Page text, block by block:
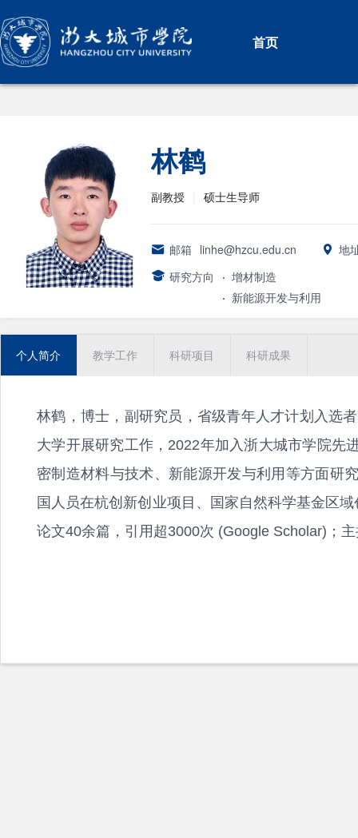
首页
林鹤
副教授 硕士生导师
邮箱 linhe@hzcu.edu.cn
地
研究方向
· 增材制造
· 新能源开发与利用
个人简介 教学工作 科研项目 科研成果
林鹤，博士，副研究员，省级青年人才计划入选
大学开展研究工作，2022年加入浙大城市学院先
密制造材料与技术、新能源开发与利用等方面研
国人员在杭创新创业项目、国家自然科学基金区
论文40余篇，引用超3000次 (Google Scholar)；